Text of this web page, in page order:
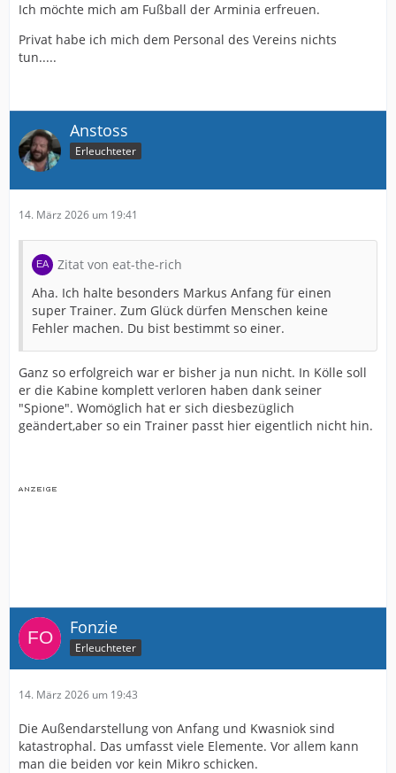
Ich möchte mich am Fußball der Arminia erfreuen.
Privat habe ich mich dem Personal des Vereins nichts
tun.....
Anstoss
Erleuchteter
14. März 2026 um 19:41
Zitat von eat-the-rich
Aha. Ich halte besonders Markus Anfang für einen
super Trainer. Zum Glück dürfen Menschen keine
Fehler machen. Du bist bestimmt so einer.
Ganz so erfolgreich war er bisher ja nun nicht. In Kölle soll
er die Kabine komplett verloren haben dank seiner
"Spione". Womöglich hat er sich diesbezüglich
geändert,aber so ein Trainer passt hier eigentlich nicht hin.
Fonzie
Erleuchteter
14. März 2026 um 19:43
Die Außendarstellung von Anfang und Kwasniok sind
katastrophal. Das umfasst viele Elemente. Vor allem kann
man die beiden vor kein Mikro schicken.